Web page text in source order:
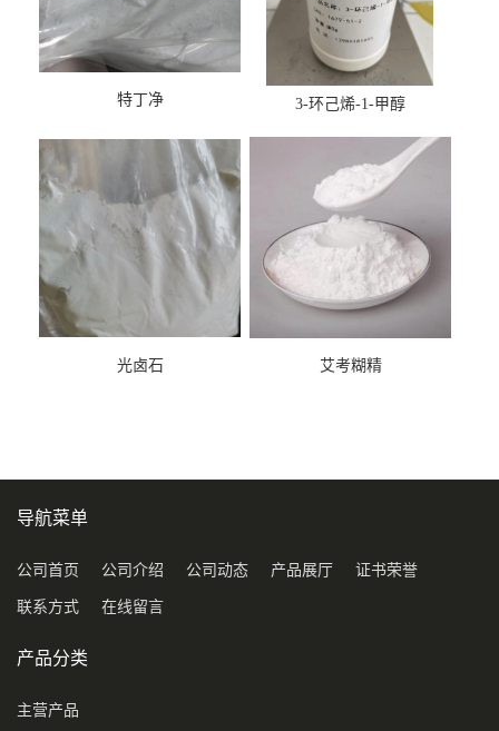
特丁净 3-环己烯-1-甲醇
光卤石 艾考糊精
导航菜单
公司首页 公司介绍 公司动态 产品展厅 证书荣誉
联系方式 在线留言
产品分类
主营产品